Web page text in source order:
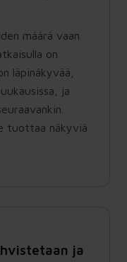
määrä vaan
on
läpinäkyvää,
ja
tuottaa näkyviä
ja